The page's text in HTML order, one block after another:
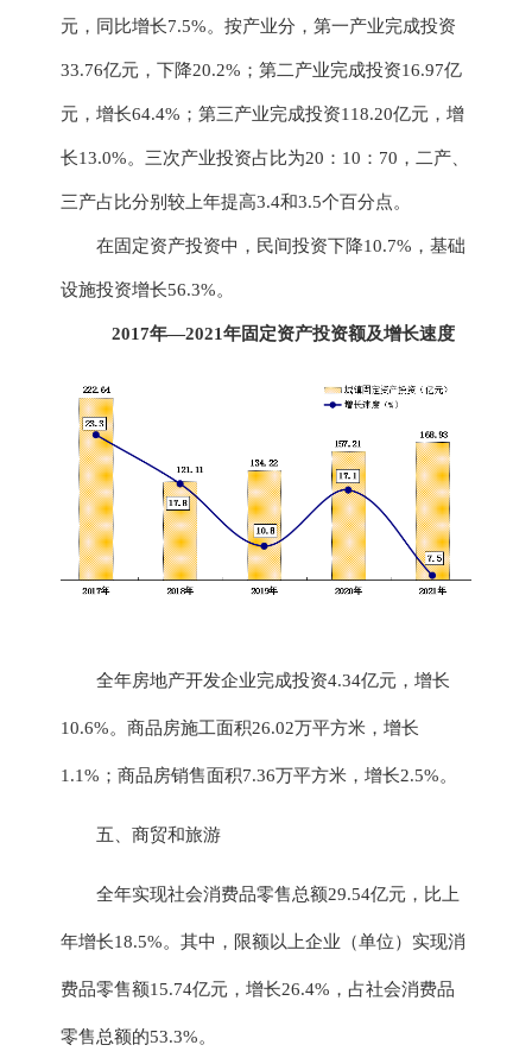
元， 同比增长7.5%。 按产业分，第一产业完成投资
33.76亿元， 下降20.2%； 第二产业完成投资16.97亿
元， 增长64.4%； 第三产业完成投资118.20亿元， 增
长13.0%。三次产业投资占比为20：10：70，二产、
三产占比分别 较上年提高3.4和3.5个百分点。
在固定资产投资中，民间投资下降10.7%，基础
设施投资增长56.3%。
2017年—2021年固定资产投资额及增长速度
全年房地产开发企业完成投资4.34亿元，增长
10.6%。商品房施工面积26.02万平方米，增长
1.1%；商品房销售面积7.36万平方米，增长2.5%。
五 、商贸和旅游
全年实现社会消费品零售总额29.54亿元，比上
年增长18.5%。其中，限额以 上企业（单位）实现消
费品零售额15.74亿元，增长26.4%，占社会消费品
零售总额的53.3%。